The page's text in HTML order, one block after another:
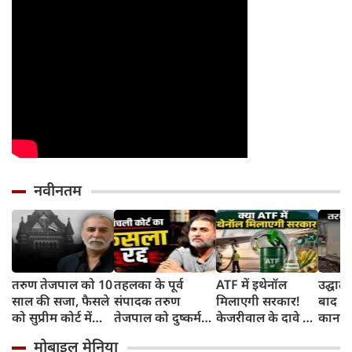
नवीनतम
तरुण तेजपाल को 10
साल की सजा, फैसले
को सुप्रीम कोर्ट में
तहलका के पूर्व
संपादक तरुण
तेजपाल को दुष्कर्म
ATF में इथेनॉल
मिलाएगी सरकार!
केजरीवाल के दावे पर
बाद
मोबाइल मेनिया